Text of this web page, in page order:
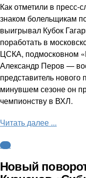
Как отметили в
знаком болельщикам
выигрывал Кубок
поработать в
ЦСКА, подмосковном
Александр Перов —
представитель нового
минувшем сезоне он
чемпионству в ВХЛ.
Читать далее ...
КХЛ
Новый